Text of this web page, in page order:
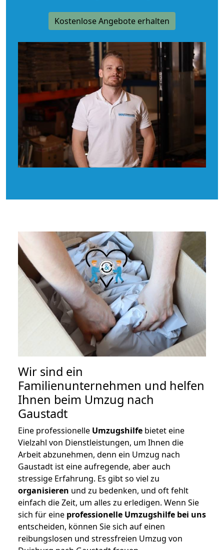
Kostenlose Angebote erhalten
Wir sind ein
Familienunternehmen und helfen
Ihnen beim Umzug nach
Gaustadt
Eine professionelle Umzugshilfe bietet eine
Vielzahl von Dienstleistungen, um Ihnen die
Arbeit abzunehmen, denn ein Umzug nach
Gaustadt ist eine aufregende, aber auch
stressige Erfahrung. Es gibt so viel zu
organisieren und zu bedenken, und oft fehlt
einfach die Zeit, um alles zu erledigen. Wenn Sie
sich für eine professionelle Umzugshilfe bei uns
entscheiden, können Sie sich auf einen
reibungslosen und stressfreien Umzug von